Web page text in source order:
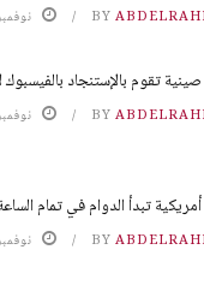
BY نوفمبر 28,
تقوم بالإستنجاد بالفيسبوك
BY نوفمبر 28,
تبدأ الدوام في تمام الساعة 9:06 صباحا والسبب
BY نوفمبر 27,